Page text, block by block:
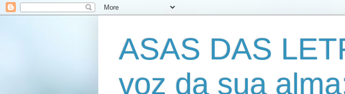
ASAS DAS
voz da sua